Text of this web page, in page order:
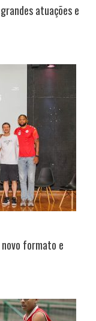
atuações e
formato e